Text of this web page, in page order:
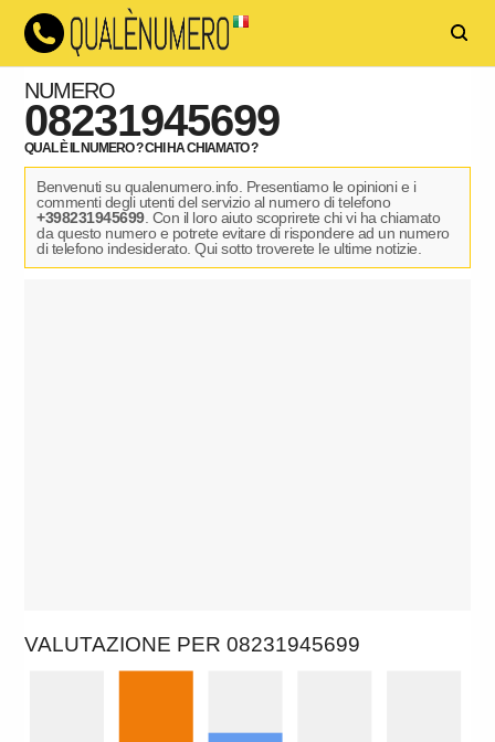
NUMERO
08231945699
QUAL È IL NUMERO ? CHI HA CHIAMATO ?
Benvenuti su qualenumero.info. Presentiamo le opinioni e i
commenti degli utenti del servizio al numero di telefono
+398231945699. Con il loro aiuto scoprirete chi vi ha chiamato
da questo numero e potrete evitare di rispondere ad un numero
di telefono indesiderato. Qui sotto troverete le ultime notizie.
VALUTAZIONE PER 08231945699